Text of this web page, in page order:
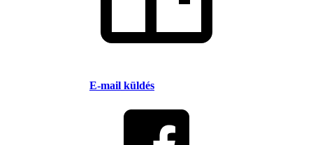
E-mail küldés